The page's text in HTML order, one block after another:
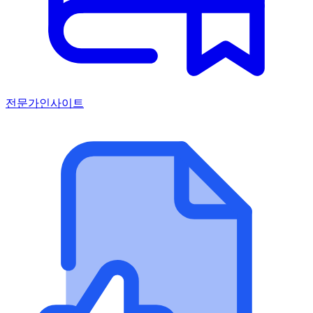
전문가인사이트